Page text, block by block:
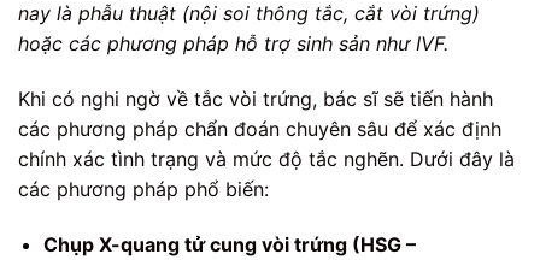
nay là phẫu thuật (nội soi thông tắc, cắt vòi trứng)
hoặc các phương pháp hỗ trợ sinh sản như IVF.
Khi có nghi ngờ về tắc vòi trứng, bác sĩ sẽ tiến hành
các phương pháp chẩn đoán chuyên sâu để xác định
chính xác tình trạng và mức độ tắc nghẽn. Dưới đây là
các phương pháp phổ biến:
Chụp X-quang tử cung vòi trứng (HSG –